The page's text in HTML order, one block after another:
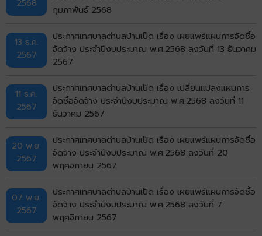
2568
กุมภาพันธ์ 2568
13 ธ.ค.
2567
ประกาศเทศบาลตำบลบ้านเป็ด เรื่อง เผยแพร่แผนการจัดซื้อ
จัดจ้าง ประจำปีงบประมาณ พ.ศ.2568 ลงวันที่ 13 ธันวาคม
2567
11 ธ.ค.
2567
ประกาศเทศบาลตำบลบ้านเป็ด เรื่อง เปลี่ยนแปลงแผนการ
จัดซื้อจัดจ้าง ประจำปีงบประมาณ พ.ศ.2568 ลงวันที่ 11
ธันวาคม 2567
20 พ.ย.
2567
ประกาศเทศบาลตำบลบ้านเป็ด เรื่อง เผยแพร่แผนการจัดซื้อ
จัดจ้าง ประจำปีงบประมาณ พ.ศ.2568 ลงวันที่ 20
พฤศจิกายน 2567
07 พ.ย.
2567
ประกาศเทศบาลตำบลบ้านเป็ด เรื่อง เผยแพร่แผนการจัดซื้อ
จัดจ้าง ประจำปีงบประมาณ พ.ศ.2568 ลงวันที่ 7
พฤศจิกายน 2567